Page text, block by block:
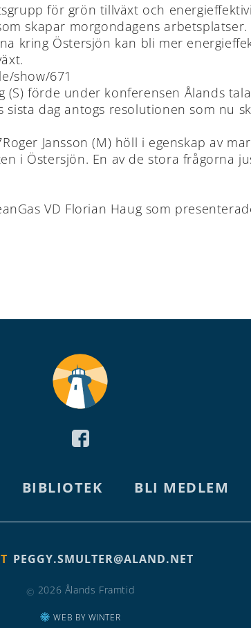
för grön tillväxt och
skapar morgondagens
kring Östersjön kan bli mer
show/671
förde under konferensen Ålands
dag antogs resolutionen som nu
Jansson (M) höll i egenskap av
i Östersjön. En av de stora frågorna
VD Florian Haug som
BIBLIOTEK BLI MEDLEM
PEGGY.SMULTER@ALAND.NET
© 2026 Ålands Framtid
WEB BY WINTER